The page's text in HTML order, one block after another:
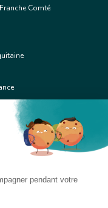
Comté
Loire
Côte d'Azur